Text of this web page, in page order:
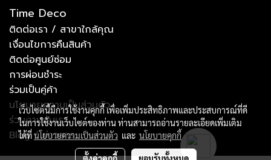
Time Deco
ติดต่อเรา / สาขาใกล้คุณ
เงื่อนไขการคืนสินค้า
ติดต่อศูนย์ซ่อม
การผ่อนชำระ
ร่วมเป็นคู่ค้า
นโยบายความเป็นส่วนตัว
ร่วมงานกับเรา
Blog / ข่าวสาร
เว็บไซต์นี้มีการใช้งานคุกกี้ เพื่อเพิ่มประสิทธิภาพและประสบการณ์ที่ดี
ในการใช้งานเว็บไซต์ของท่าน ท่านสามารถอ่านรายละเอียดเพิ่มเติม
ได้ที่นโยบายความเป็นส่วนตัว และ นโยบายคุกกี้